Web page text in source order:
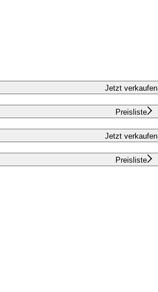
Jetzt verkaufen
Preisliste
Jetzt verkaufen
Preisliste